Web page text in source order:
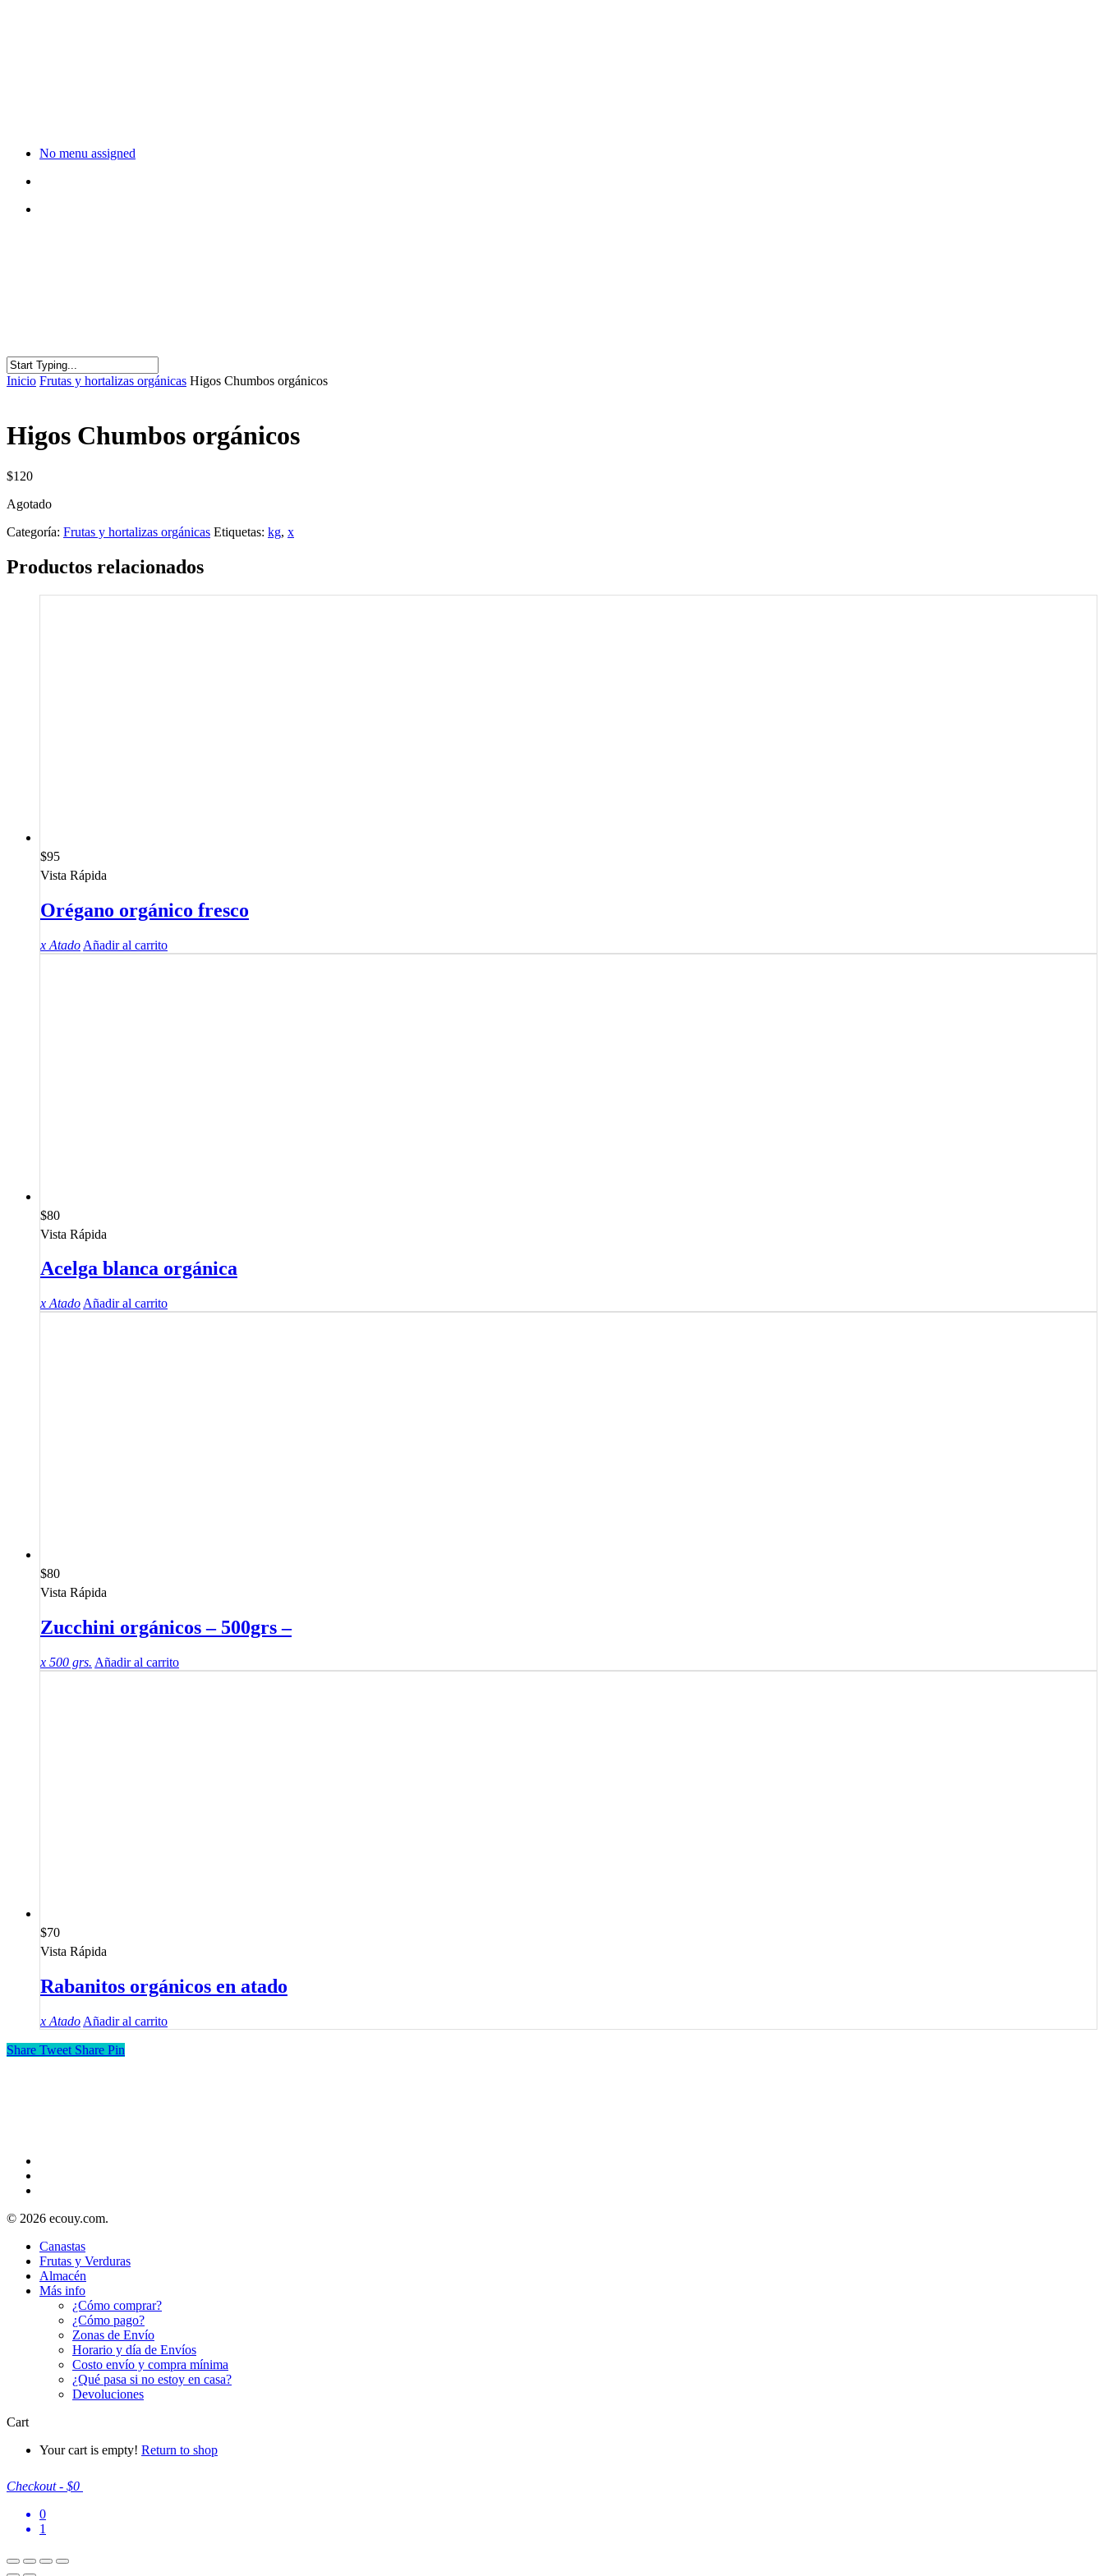
No menu assigned
Inicio Frutas y hortalizas orgánicas Higos Chumbos orgánicos
Higos Chumbos orgánicos
$120
Agotado
Categoría: Frutas y hortalizas orgánicas Etiquetas: kg, x
Productos relacionados
$95
Vista Rápida
Orégano orgánico fresco
x Atado Añadir al carrito
$80
Vista Rápida
Acelga blanca orgánica
x Atado Añadir al carrito
$80
Vista Rápida
Zucchini orgánicos – 500grs –
x 500 grs. Añadir al carrito
$70
Vista Rápida
Rabanitos orgánicos en atado
x Atado Añadir al carrito
Share Tweet Share Pin
© 2026 ecouy.com.
Canastas
Frutas y Verduras
Almacén
Más info
¿Cómo comprar?
¿Cómo pago?
Zonas de Envío
Horario y día de Envíos
Costo envío y compra mínima
¿Qué pasa si no estoy en casa?
Devoluciones
Cart
Your cart is empty! Return to shop
Checkout - $0
0
1